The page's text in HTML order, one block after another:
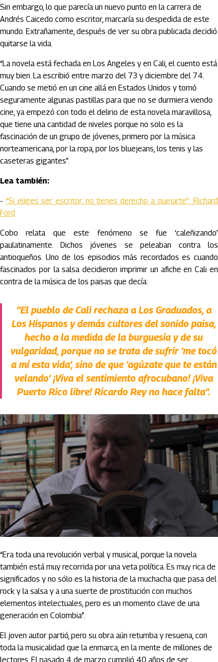
Sin embargo, lo que parecía un nuevo punto en la carrera de
Andrés Caicedo como escritor, marcaría su despedida de este
mundo. Extrañamente, después de ver su obra publicada decidió
quitarse la vida.
“La novela está fechada en Los Angeles y en Cali, el cuento está
muy bien. La escribió entre marzo del 73 y diciembre del 74.
Cuando se metió en un cine allá en Estados Unidos y tomó
seguramente algunas pastillas para que no se durmiera viendo
cine, ya empezó con todo el delirio de esta novela maravillosa,
que tiene una cantidad de niveles porque no solo es la
fascinación de un grupo de jóvenes, primero por la música
norteamericana, por la ropa, por los bluejeans, los tenis y las
caseteras gigantes”.
Lea también:
- “Si eliges ser escritor, no tienes derecho a quejarte”: Richard
Ford
Cobo relata que este fenómeno se fue ‘caleñizando’
paulatinamente. Dichos jóvenes se peleaban contra los
antioqueños. Uno de los episodios más recordados es cuando
fascinados por la salsa decidieron imprimir un afiche en Cali en
contra de la música de los paisas que decía:
“El pueblo de Cali rechaza a Los Graduados, a
Los Hispanos y demás cultores del sonido paisa,
hecho a la medida de la burguesía y de su
vulgaridad, porque no se trata de sufrir ‘me tocó
a mí esta vida’, sino de que ‘agúzate que te están
velando’ ¡Viva el sentimiento afrocubano! ¡Viva
Puerto Rico libre! Ricardo Rey no hace falta”.
“Era toda una revolución verbal y musical, porque la novela
también está muy recorrida por una veta política. Es muy rica de
significados y no sólo es la historia de la muchacha que pasa del
rock y la salsa y a una suerte de prostitución con muchos
elementos intelectuales, pero es un momento clave de una
generación en Colombia”.
El joven autor partió, pero su obra aún retumba y resuena, con
toda la musicalidad que la enmarca, en la mente de millones de
lectores. El pasado 4 de marzo cumplió 40 años de ser